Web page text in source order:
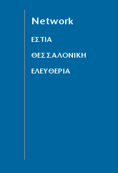
Network
ΕΣΤΙΑ
ΘΕΣΣΑΛΟΝΙΚΗ
ΕΛΕΥΘΕΡΙΑ